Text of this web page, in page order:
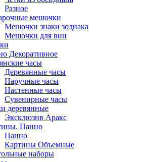
Разное
мешочки
Мешочки знаки зодиака
Мешочки для вин
Декоративное
часы
Деревянные часы
Наручные часы
Настенные часы
Сувенирные часы
деревянные
Эксклюзив Аракс
Панно
Панно
Картины Объемные
наборы